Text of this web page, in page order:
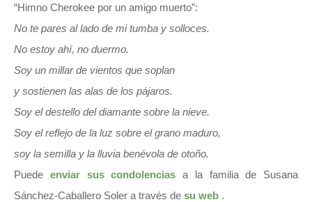
“Himno Cherokee por un amigo muerto”:
No te pares al lado de mi tumba y solloces.
No estoy ahí, no duermo.
Soy un millar de vientos que soplan
y sostienen las alas de los pájaros.
Soy el destello del diamante sobre la nieve.
Soy el reflejo de la luz sobre el grano maduro,
soy la semilla y la lluvia benévola de otoño.
Puede enviar sus condolencias a la familia de Susana
Sánchez-Caballero Soler a través de su web .